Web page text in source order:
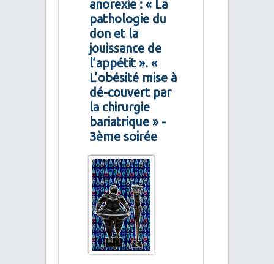
anorexie : « La
pathologie du
don et la
jouissance de
l’appétit ». «
L’obésité mise à
dé-couvert par
la chirurgie
bariatrique » -
3ème soirée